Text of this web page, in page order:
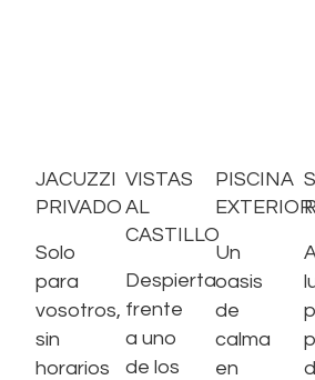
JACUZZI
PRIVADO
Solo
para
vosotros,
sin
horarios
VISTAS
AL
CASTILLO
Despierta
frente
a uno
de los
PISCINA
EXTERIOR
Un
oasis
de
calma
en